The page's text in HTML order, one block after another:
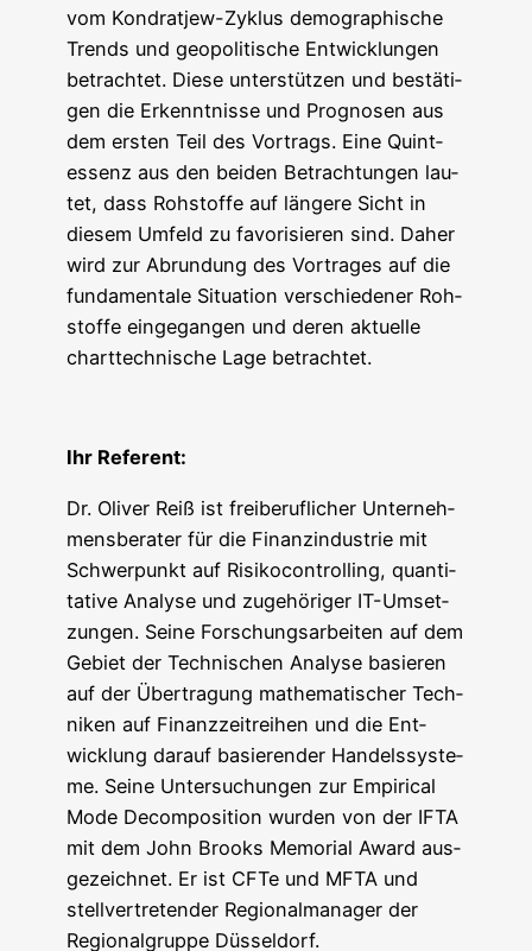
vom Kond­rat­jew-Zyklus demo­gra­phi­sche
Trends und geo­po­li­ti­sche Ent­wick­lun­gen
betrach­tet. Die­se unter­stüt­zen und bestä­ti­
gen die Erkennt­nis­se und Pro­gno­sen aus
dem ers­ten Teil des Vor­trags. Eine Quint­
essenz aus den bei­den Betrach­tun­gen lau­
tet, dass Roh­stof­fe auf län­ge­re Sicht in
die­sem Umfeld zu favo­ri­sie­ren sind. Daher
wird zur Abrun­dung des Vor­tra­ges auf die
fun­da­men­ta­le Situa­ti­on ver­schie­de­ner Roh­
stof­fe ein­ge­gan­gen und deren aktu­el­le
chart­tech­ni­sche Lage betrachtet.
Ihr Refe­rent:
Dr. Oli­ver Reiß ist frei­be­ruf­li­cher Unter­neh­
mens­be­ra­ter für die Finanz­in­dus­trie mit
Schwer­punkt auf Risi­ko­con­trol­ling, quan­ti­
ta­ti­ve Ana­ly­se und zuge­hö­ri­ger IT-Umset­
zun­gen. Sei­ne For­schungs­ar­bei­ten auf dem
Gebiet der Tech­ni­schen Ana­ly­se basie­ren
auf der Über­tra­gung mathe­ma­ti­scher Tech­
ni­ken auf Finanz­zeit­rei­hen und die Ent­
wick­lung dar­auf basie­ren­der Han­dels­sys­te­
me. Sei­ne Unter­su­chun­gen zur Empi­ri­cal
Mode Decom­po­si­ti­on wur­den von der IFTA
mit dem John Brooks Memo­ri­al Award aus­
ge­zeich­net. Er ist CFTe und MFTA und
stell­ver­tre­ten­der Regio­nal­ma­na­ger der
Regio­nal­grup­pe Düsseldorf.